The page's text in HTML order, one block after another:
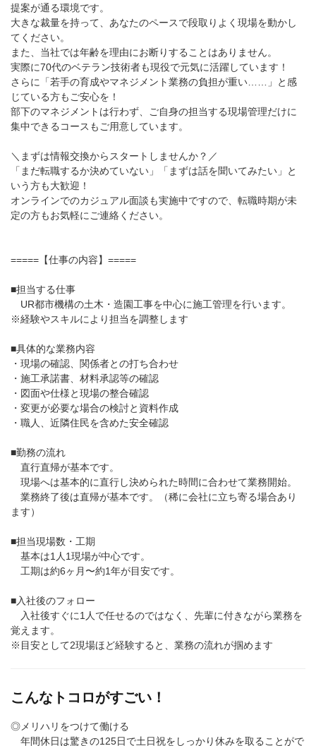
提案が通る環境です。
大きな裁量を持って、あなたのペースで段取りよく現場を動かし
てください。
また、当社では年齢を理由にお断りすることはありません。
実際に70代のベテラン技術者も現役で元気に活躍しています！
さらに「若手の育成やマネジメント業務の負担が重い……」と感
じている方もご安心を！
部下のマネジメントは行わず、ご自身の担当する現場管理だけに
集中できるコースもご用意しています。
＼まずは情報交換からスタートしませんか？／
「まだ転職するか決めていない」「まずは話を聞いてみたい」と
いう方も大歓迎！
オンラインでのカジュアル面談も実施中ですので、転職時期が未
定の方もお気軽にご連絡ください。
=====【仕事の内容】=====
■担当する仕事
UR都市機構の土木・造園工事を中心に施工管理を行います。
※経験やスキルにより担当を調整します
■具体的な業務内容
・現場の確認、関係者との打ち合わせ
・施工承諾書、材料承認等の確認
・図面や仕様と現場の整合確認
・変更が必要な場合の検討と資料作成
・職人、近隣住民を含めた安全確認
■勤務の流れ
直行直帰が基本です。
現場へは基本的に直行し決められた時間に合わせて業務開始。
業務終了後は直帰が基本です。（稀に会社に立ち寄る場合あり
ます）
■担当現場数・工期
基本は1人1現場が中心です。
工期は約6ヶ月〜約1年が目安です。
■入社後のフォロー
入社後すぐに1人で任せるのではなく、先輩に付きながら業務を
覚えます。
※目安として2現場ほど経験すると、業務の流れが掴めます
こんなトコロがすごい！
◎メリハリをつけて働ける
年間休日は驚きの125日で土日祝をしっかり休みを取ることがで